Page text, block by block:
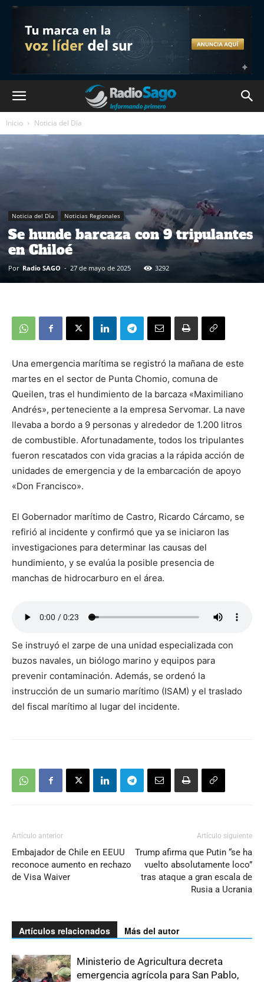
Inicio Noticia del Día
Noticia del Día Noticias Regionales
Se hunde barcaza con 9 tripulantes
en Chiloé
Por Radio SAGO - 27 de mayo de 2025 3292
Una emergencia marítima se registró la mañana de este
martes en el sector de Punta Chomio, comuna de
Queilen, tras el hundimiento de la barcaza «Maximiliano
Andrés», perteneciente a la empresa Servomar. La nave
llevaba a bordo a 9 personas y alrededor de 1.200 litros
de combustible. Afortunadamente, todos los tripulantes
fueron rescatados con vida gracias a la rápida acción de
unidades de emergencia y de la embarcación de apoyo
«Don Francisco».
El Gobernador marítimo de Castro, Ricardo Cárcamo, se
refirió al incidente y confirmó que ya se iniciaron las
investigaciones para determinar las causas del
hundimiento, y se evalúa la posible presencia de
manchas de hidrocarburo en el área.
Se instruyó el zarpe de una unidad especializada con
buzos navales, un biólogo marino y equipos para
prevenir contaminación. Además, se ordenó la
instrucción de un sumario marítimo (ISAM) y el traslado
del fiscal marítimo al lugar del incidente.
Artículo anterior
Embajador de Chile en EEUU
reconoce aumento en rechazo
de Visa Waiver
Artículo siguiente
Trump afirma que Putin “se ha
vuelto absolutamente loco”
tras ataque a gran escala de
Rusia a Ucrania
Artículos relacionados Más del autor
Ministerio de Agricultura decreta
emergencia agrícola para San Pablo,